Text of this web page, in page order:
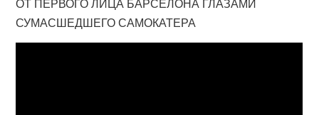
СУМАСШЕДШЕГО САМОКАТЕРА